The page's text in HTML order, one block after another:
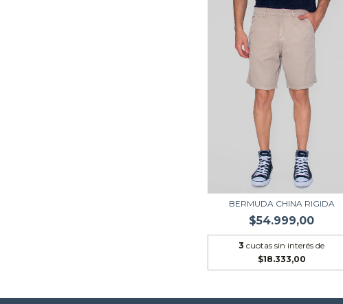
BERMUDA CHINA RIGIDA
$54.999,00
3 cuotas sin interés de
$18.333,00